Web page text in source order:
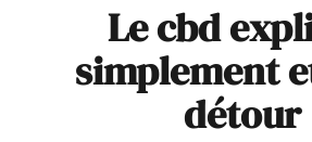
Le cbd
simplement
détour